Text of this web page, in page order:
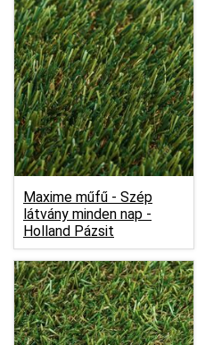
Maxime műfű - Szép
látvány minden nap -
Holland Pázsit